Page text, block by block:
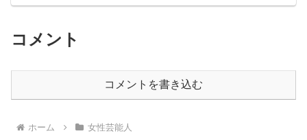
コメント
コメントを書き込む
ホーム 女性芸能人